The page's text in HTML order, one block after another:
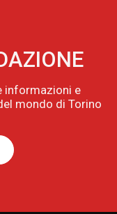
informazioni e
mondo di Torino